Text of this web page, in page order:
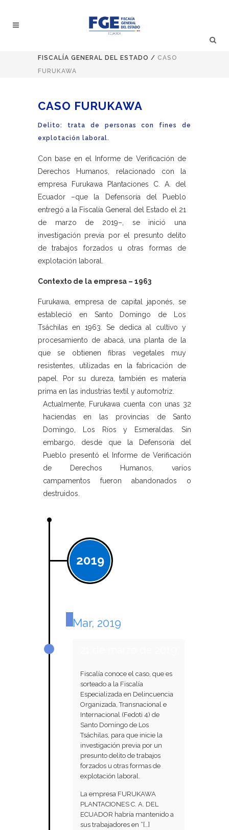
FISCALÍA GENERAL DEL ESTADO / CASO
FURUKAWA
CASO FURUKAWA
Delito: trata de personas con fines de
explotación laboral.
Con base en el Informe de Verificación de
Derechos Humanos, relacionado con la
empresa Furukawa Plantaciones C. A. del
Ecuador –que la Defensoría del Pueblo
entregó a la Fiscalía General del Estado el 21
de marzo de 2019–, se inició una
investigación previa por el presunto delito
de trabajos forzados u otras formas de
explotación laboral.
Contexto de la empresa – 1963
Furukawa, empresa de capital japonés, se
estableció en Santo Domingo de Los
Tsáchilas en 1963. Se dedica al cultivo y
procesamiento de abacá, una planta de la
que se obtienen fibras vegetales muy
resistentes, utilizadas en la fabricación de
papel. Por su dureza, también es materia
prima en las industrias textil y automotriz.
Actualmente, Furukawa cuenta con unas 32
haciendas en las provincias de Santo
Domingo, Los Ríos y Esmeraldas. Sin
embargo, desde que la Defensoría del
Pueblo presentó el Informe de Verificación
de Derechos Humanos, varios
campamentos fueron abandonados o
destruidos.
2019
Mar, 2019
Fiscalía conoce el caso, que es
sorteado a la Fiscalía
Especializada en Delincuencia
Organizada, Transnacional e
Internacional (Fedoti 4) de
Santo Domingo de Los
Tsáchilas, para que inicie la
investigación previa por un
presunto delito de trabajos
forzados u otras formas de
explotación laboral.
La empresa FURUKAWA
PLANTACIONES C. A. DEL
ECUADOR habría mantenido a
sus trabajadores en “[…]